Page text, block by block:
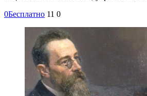
0Бесплатно 11 0